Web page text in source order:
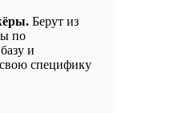
Берут из
по
и
специфику